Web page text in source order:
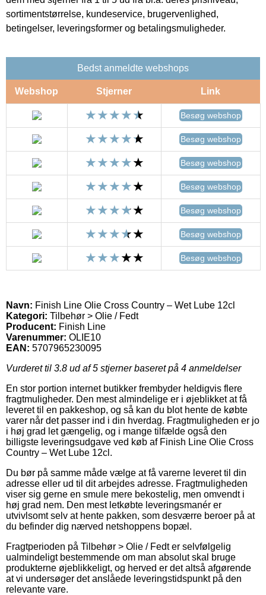
sortimentstørrelse, kundeservice, brugervenlighed,
betingelser, leveringsformer og betalingsmuligheder.
Bedst anmeldte webshops
Webshop Stjerner Link
Besøg webshop
Besøg webshop
Besøg webshop
Besøg webshop
Besøg webshop
Besøg webshop
Besøg webshop
Navn: Finish Line Olie Cross Country – Wet Lube 12cl
Kategori: Tilbehør > Olie / Fedt
Producent: Finish Line
Varenummer: OLIE10
EAN: 5707965230095
Vurderet til 3.8 ud af 5 stjerner baseret på 4 anmeldelser
En stor portion internet butikker frembyder heldigvis flere
fragtmuligheder. Den mest almindelige er i øjeblikket at få
leveret til en pakkeshop, og så kan du blot hente de købte
varer når det passer ind i din hverdag. Fragtmuligheden er jo
i høj grad let gængelig, og i mange tilfælde også den
billigste leveringsudgave ved køb af Finish Line Olie Cross
Country – Wet Lube 12cl.
Du bør på samme måde vælge at få varerne leveret til din
adresse eller ud til dit arbejdes adresse. Fragtmuligheden
viser sig gerne en smule mere bekostelig, men omvendt i
høj grad nem. Den mest letkøbte leveringsmanér er
utvivlsomt selv at hente pakken, som desværre beroer på at
du befinder dig nærved netshoppens bopæl.
Fragtperioden på Tilbehør > Olie / Fedt er selvfølgelig
ualmindeligt bestemmende om man absolut skal bruge
produkterne øjeblikkeligt, og herved er det altså afgørende
at vi undersøger det anslåede leveringstidspunkt på den
relevante vare.